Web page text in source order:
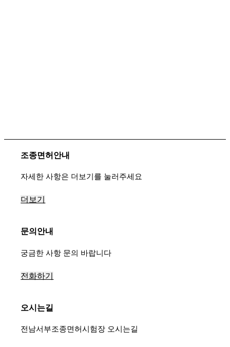
조종면허안내
자세한 사항은 더보기를 눌러주세요
더보기
문의안내
궁금한 사항 문의 바랍니다
전화하기
오시는길
전남서부조종면허시험장 오시는길